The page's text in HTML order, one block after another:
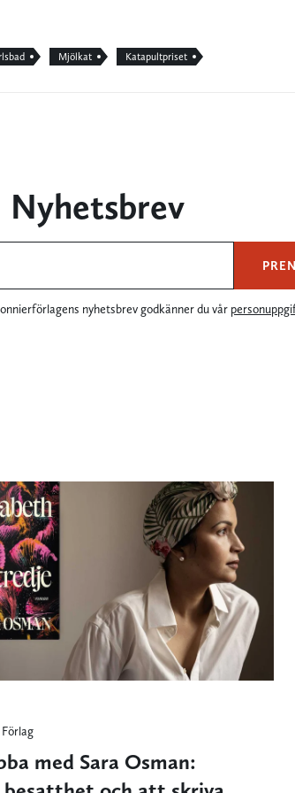
Mjölkat Katapultpriset
Nyhetsbrev
nyhetsbrev godkänner du vår
med Sara Osman: